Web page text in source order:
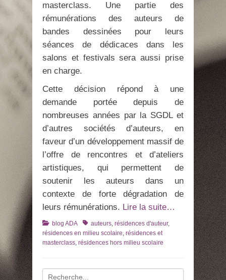
masterclass. Une partie des
rémunérations des auteurs de
bandes dessinées pour leurs
séances de dédicaces dans les
salons et festivals sera aussi prise
en charge.
Cette décision répond à une
demande portée depuis de
nombreuses années par la SGDL et
d’autres sociétés d’auteurs, en
faveur d’un développement massif de
l’offre de rencontres et d’ateliers
artistiques, qui permettent de
soutenir les auteurs dans un
contexte de forte dégradation de
leurs rémunérations. Lire la suite…
Catégories
blog ADA Tagsauteurs, résidences d'auteur,
résidences en milieu scolaire, résidences et
masterclass, résidences hors milieu scolaire
Recherche